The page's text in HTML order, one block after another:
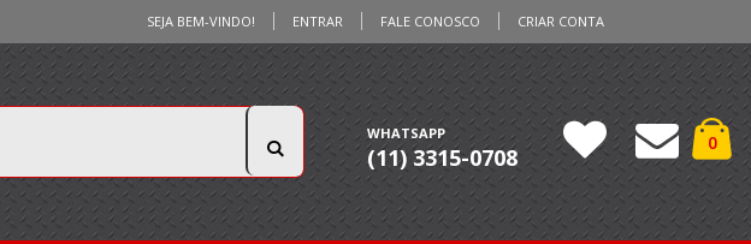
SEJA BEM-VINDO! ENTRAR FALE CONOSCO CRIAR CONTA
0
Pesquisa
WHATSAPP
(11) 3315-0708